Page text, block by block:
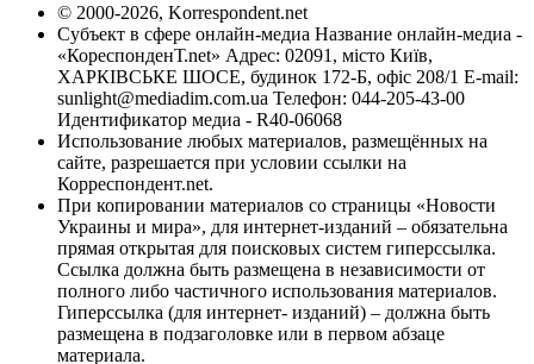
© 2000-2026, Korrespondent.net
Субъект в сфере онлайн-медиа Название онлайн-медиа -
«КореспонденТ.net» Адрес: 02091, місто Київ,
ХАРКІВСЬКЕ ШОСЕ, будинок 172-Б, офіс 208/1 E-mail:
sunlight@mediadim.com.ua Телефон: 044-205-43-00
Идентификатор медиа - R40-06068
Использование любых материалов, размещённых на
сайте, разрешается при условии ссылки на
Корреспондент.net.
При копировании материалов со страницы «Новости
Украины и мира», для интернет-изданий – обязательна
прямая открытая для поисковых систем гиперссылка.
Ссылка должна быть размещена в независимости от
полного либо частичного использования материалов.
Гиперссылка (для интернет- изданий) – должна быть
размещена в подзаголовке или в первом абзаце
материала.